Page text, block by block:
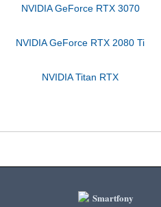
NVIDIA GeForce RTX 3070
NVIDIA GeForce RTX 2080 Ti
NVIDIA Titan RTX
Smartfony